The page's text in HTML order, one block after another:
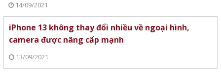
14/09/2021
iPhone 13 không thay đổi nhiều về ngoại hình,
camera được nâng cấp mạnh
13/09/2021